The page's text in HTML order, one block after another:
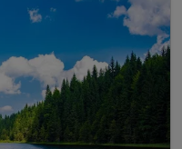
a. d. Rezeption
n. Verfügbarkeit